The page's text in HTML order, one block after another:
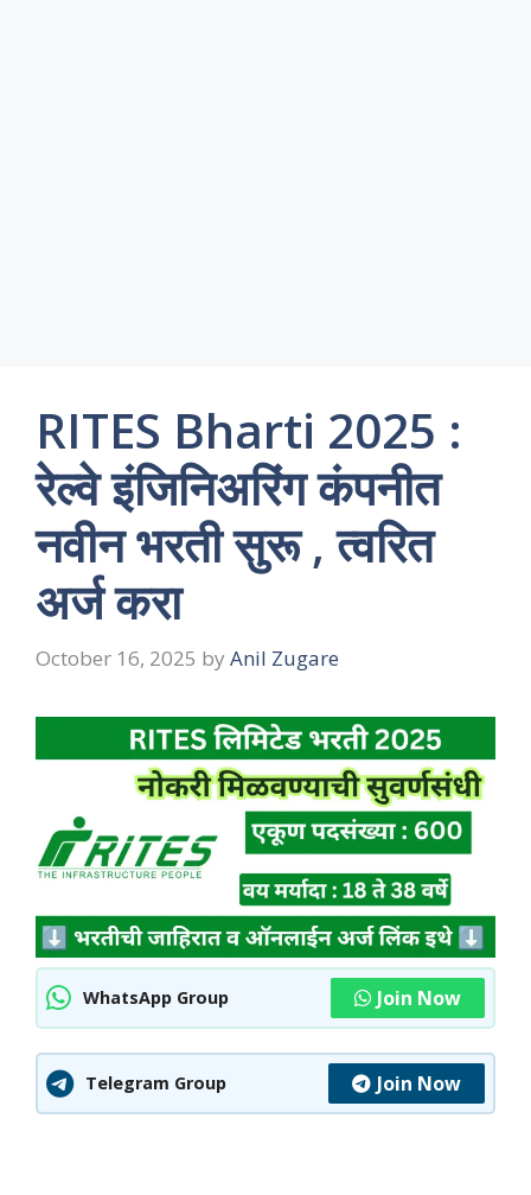
RITES Bharti 2025 :
रेल्वे इंजिनिअरिंग कंपनीत
नवीन भरती सुरू , त्वरित
अर्ज करा
October 16, 2025 by Anil Zugare
WhatsApp Group Join Now
Telegram Group Join Now